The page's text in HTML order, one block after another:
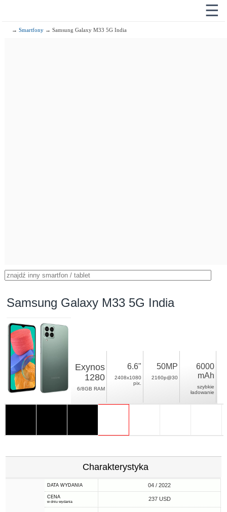
☰
→Smartfony → Samsung Galaxy M33 5G India
Samsung Galaxy M33 5G India
Exynos
1280
6/8GB RAM
6.6"
2408x1080
pix.
50MP
2160p@30
6000
mAh
szybkie
ładowanie
Charakterystyka
DATA WYDANIA 04 / 2022
CENA
w dniu wydania 237 USD